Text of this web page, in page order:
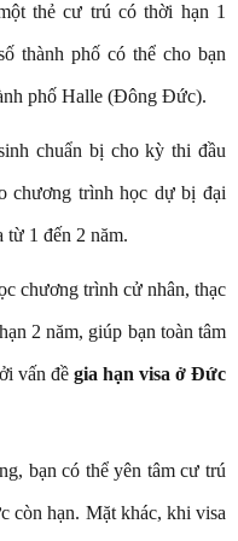
thẻ cư trú có thời hạn 1
thành phố có thể cho bạn
phố Halle (Đông Đức).
chuẩn bị cho kỳ thi đầu
chương trình học dự bị đại
từ 1 đến 2 năm.
chương trình cử nhân, thạc
2 năm, giúp bạn toàn tâm
vấn đề gia hạn visa ở Đức
bạn có thể yên tâm cư trú
còn hạn. Mặt khác, khi visa